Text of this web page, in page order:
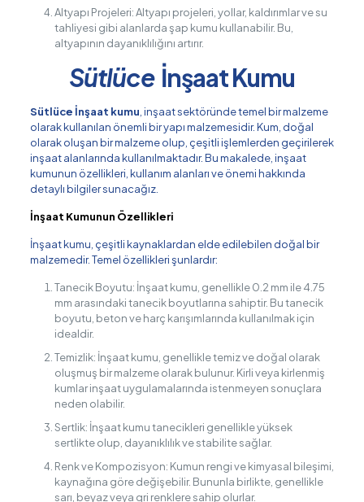
Altyapı Projeleri: Altyapı projeleri, yollar, kaldırımlar ve su
tahliyesi gibi alanlarda şap kumu kullanabilir. Bu,
altyapının dayanıklılığını artırır.
Sütlüce İnşaat Kumu
Sütlüce İnşaat kumu , inşaat sektöründe temel bir malzeme
olarak kullanılan önemli bir yapı malzemesidir. Kum, doğal
olarak oluşan bir malzeme olup, çeşitli işlemlerden geçirilerek
inşaat alanlarında kullanılmaktadır. Bu makalede, inşaat
kumunun özellikleri, kullanım alanları ve önemi hakkında
detaylı bilgiler sunacağız.
İnşaat Kumunun Özellikleri
İnşaat kumu, çeşitli kaynaklardan elde edilebilen doğal bir
malzemedir. Temel özellikleri şunlardır:
Tanecik Boyutu: İnşaat kumu, genellikle 0.2 mm ile 4.75
mm arasındaki tanecik boyutlarına sahiptir. Bu tanecik
boyutu, beton ve harç karışımlarında kullanılmak için
idealdir.
Temizlik: İnşaat kumu, genellikle temiz ve doğal olarak
oluşmuş bir malzeme olarak bulunur. Kirli veya kirlenmiş
kumlar inşaat uygulamalarında istenmeyen sonuçlara
neden olabilir.
Sertlik: İnşaat kumu tanecikleri genellikle yüksek
sertlikte olup, dayanıklılık ve stabilite sağlar.
Renk ve Kompozisyon: Kumun rengi ve kimyasal bileşimi,
kaynağına göre değişebilir. Bununla birlikte, genellikle
sarı, beyaz veya gri renklere sahip olurlar.